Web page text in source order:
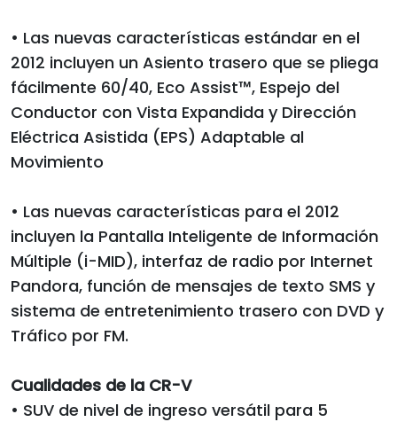
• Las nuevas características estándar en el
2012 incluyen un Asiento trasero que se pliega
fácilmente 60/40, Eco Assist™, Espejo del
Conductor con Vista Expandida y Dirección
Eléctrica Asistida (EPS) Adaptable al
Movimiento
• Las nuevas características para el 2012
incluyen la Pantalla Inteligente de Información
Múltiple (i-MID), interfaz de radio por Internet
Pandora, función de mensajes de texto SMS y
sistema de entretenimiento trasero con DVD y
Tráfico por FM.
Cualidades de la CR-V
• SUV de nivel de ingreso versátil para 5